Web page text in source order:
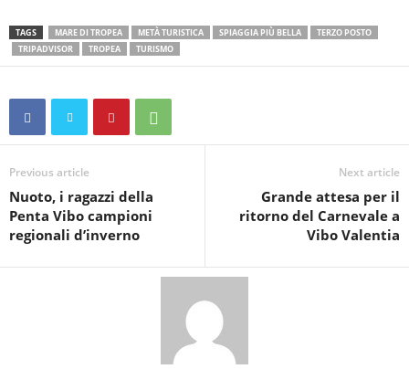
TAGS MARE DI TROPEA METÀ TURISTICA SPIAGGIA PIÙ BELLA
TERZO POSTO
TRIPADVISOR
TROPEA TURISMO
Previous article
Nuoto, i ragazzi della
Penta Vibo campioni
regionali d’inverno
Next article
Grande attesa per il
ritorno del Carnevale a
Vibo Valentia